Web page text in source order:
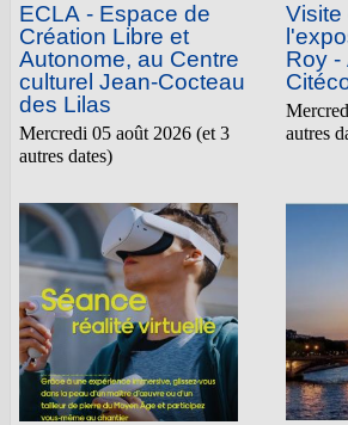
ECLA - Espace de
Création Libre et
Autonome, au Centre
culturel Jean-Cocteau
des Lilas
Mercredi 05 août 2026 (et 3
autres dates)
Visite
Roy -
autres